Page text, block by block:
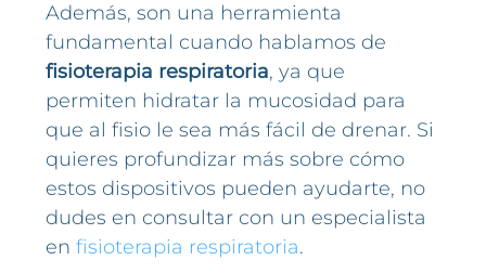
Además, son una herramienta
fundamental cuando hablamos de
fisioterapia respiratoria, ya que
permiten hidratar la mucosidad para
que al fisio le sea más fácil de drenar. Si
quieres profundizar más sobre cómo
estos dispositivos pueden ayudarte, no
dudes en consultar con un especialista
enfisioterapia respiratoria.